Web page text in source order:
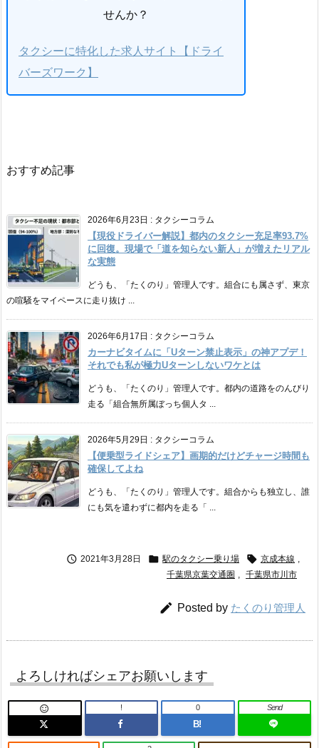
せんか？
タクシーに特化した求人サイト【ドライ
バーズワーク】
おすすめ記事
2026年6月23日 : タクシーコラム
【現役ドライバー解説】都内のタクシー充足率93.7%
に回復。現場で「道を知らない新人」が増えたリアル
な実態
どうも、「たくのり」管理人です。組合にも属さず、東京
の喧騒をマイペースに走り抜け ...
2026年6月17日 : タクシーコラム
カーナビタイムに「Uターン禁止表示」の神アプデ！
それでも私が極力Uターンしないワケとは
どうも、「たくのり」管理人です。都内の道路をのんびり
走る「組合無所属ぼっち個人タ ...
2026年5月29日 : タクシーコラム
【便乗型ライドシェア】画期的だけどチャージ時間も
確保してよね
どうも、「たくのり」管理人です。組合からも独立し、誰
にも気を遣わずに都内を走る「 ...
 2021年3月28日  駅のタクシー乗り場  京成本線 ,
千葉県京葉交通圏 , 千葉県市川市
 Posted by たくのり管理人
よろしければシェアお願いします
 !
B!
0 Send